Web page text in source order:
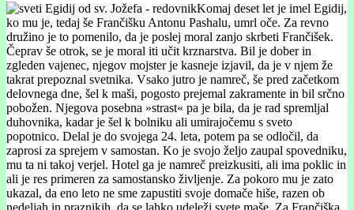
Komaj deset let je imel Egidij,
ko mu je, tedaj še Frančišku Antonu Pashalu, umrl oče. Za revno
družino je to pomenilo, da je poslej moral zanjo skrbeti Frančišek.
Čeprav še otrok, se je moral iti učit krznarstva. Bil je dober in
zgleden vajenec, njegov mojster je kasneje izjavil, da je v njem že
takrat prepoznal svetnika. Vsako jutro je namreč, še pred začetkom
delovnega dne, šel k maši, pogosto prejemal zakramente in bil srčno
pobožen. Njegova posebna »strast« pa je bila, da je rad spremljal
duhovnika, kadar je šel k bolniku ali umirajočemu s sveto
popotnico. Delal je do svojega 24. leta, potem pa se odločil, da
zaprosi za sprejem v samostan. Ko je svojo željo zaupal spovedniku,
mu ta ni takoj verjel. Hotel ga je namreč preizkusiti, ali ima poklic in
ali je res primeren za samostansko življenje. Za pokoro mu je zato
ukazal, da eno leto ne sme zapustiti svoje domače hiše, razen ob
nedeljah in praznikih, da se lahko udeleži svete maše. Za Frančiška